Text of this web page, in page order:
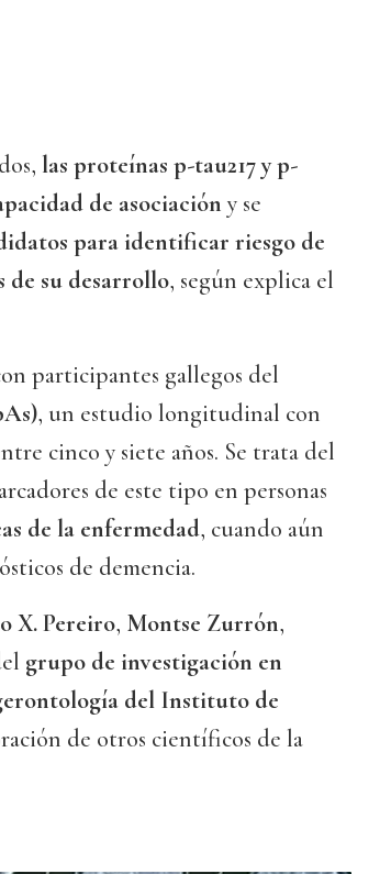
las proteínas p-tau217 y p-
de asociación y se
para identificar riesgo de
de su desarrollo, según explica el
participantes gallegos del
, un estudio longitudinal con
cinco y siete años. Se trata del
de este tipo en personas
de la enfermedad, cuando aún
de demencia.
X. Pereiro, Montse Zurrón,
grupo de investigación en
del Instituto de
de otros científicos de la